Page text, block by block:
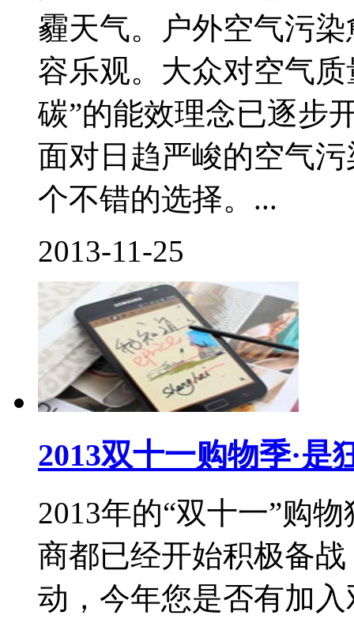
霾天气。户外空气污
容乐观。大众对空气
碳”的能效理念已逐步
面对日趋严峻的空气
个不错的选择。...
2013-11-25
2013双十一购物季·是
2013年的“双十一”购
商都已经开始积极备
动，今年您是否有加